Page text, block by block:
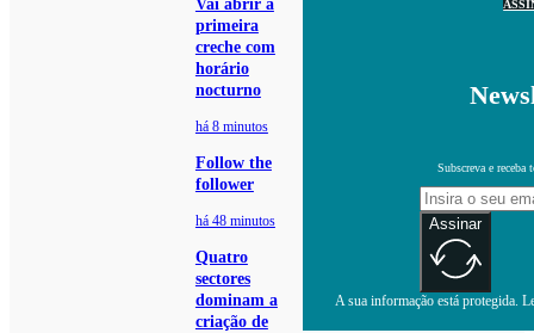
Vai abrir a
primeira
creche com
horário
nocturno
há 8 minutos
Follow the
follower
há 48 minutos
Quatro
sectores
dominam a
criação de
Subscreva e receba
Assinar
A sua informação está protegida.